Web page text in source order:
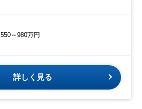
550～980万円
詳しく見る